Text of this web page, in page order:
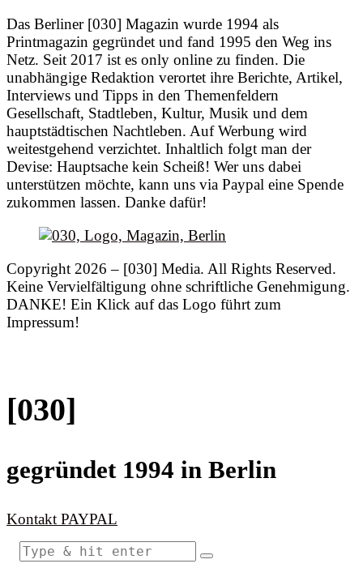
Das Berliner [030] Magazin wurde 1994 als
Printmagazin gegründet und fand 1995 den Weg ins
Netz. Seit 2017 ist es only online zu finden. Die
unabhängige Redaktion verortet ihre Berichte, Artikel,
Interviews und Tipps in den Themenfeldern
Gesellschaft, Stadtleben, Kultur, Musik und dem
hauptstädtischen Nachtleben. Auf Werbung wird
weitestgehend verzichtet. Inhaltlich folgt man der
Devise: Hauptsache kein Scheiß! Wer uns dabei
unterstützen möchte, kann uns via Paypal eine Spende
zukommen lassen. Danke dafür!
Copyright 2026 – [030] Media. All Rights Reserved.
Keine Vervielfältigung ohne schriftliche Genehmigung.
DANKE! Ein Klick auf das Logo führt zum
Impressum!
[030]
gegründet 1994 in Berlin
Kontakt PAYPAL